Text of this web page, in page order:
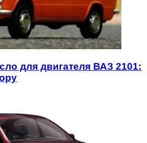
для двигателя ВАЗ 2101: